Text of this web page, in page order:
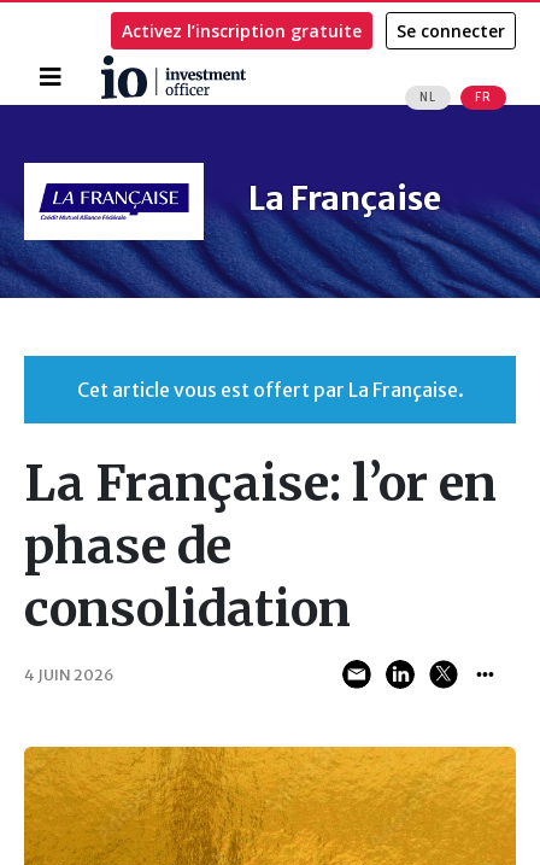
Accueil
NL FR
Activez l’inscription gratuite Se connecter
La Française
Cet article vous est offert par La Française.
La Française: l’or en
phase de
consolidation
4 JUIN 2026